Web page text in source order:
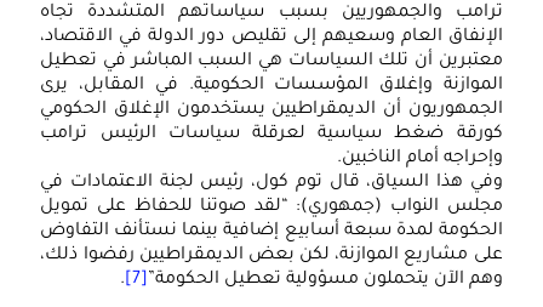
والجمهوريين بسبب سياساتهم المتشددة تجاه
العام وسعيهم إلى تقليص دور الدولة في الاقتصاد،
أن تلك السياسات هي السبب المباشر في تعطيل
وإغلاق المؤسسات الحكومية. في المقابل، يرى
أن الديمقراطيين يستخدمون الإغلاق الحكومي
ضغط سياسية لعرقلة سياسات الرئيس ترامب
أمام الناخبين.
هذا السياق، قال توم كول، رئيس لجنة الاعتمادات في
النواب (جمهوري): “لقد صوتنا للحفاظ على تمويل
لمدة سبعة أسابيع إضافية بينما نستأنف التفاوض
مشاريع الموازنة، لكن بعض الديمقراطيين رفضوا ذلك،
الآن يتحملون مسؤولية تعطيل الحكومة”[7]
.